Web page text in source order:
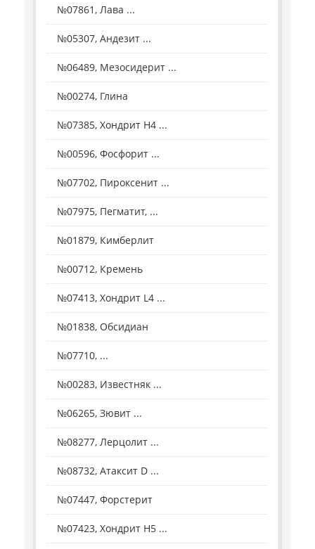
№07861, Лава ...
№05307, Андезит ...
№06489, Мезосидерит ...
№00274, Глина
№07385, Хондрит Н4 ...
№00596, Фосфорит ...
№07702, Пироксенит ...
№07975, Пегматит, ...
№01879, Кимберлит
№00712, Кремень
№07413, Хондрит L4 ...
№01838, Обсидиан
№07710, ...
№00283, Известняк ...
№06265, Зювит ...
№08277, Лерцолит ...
№08732, Атаксит D ...
№07447, Форстерит
№07423, Хондрит Н5 ...